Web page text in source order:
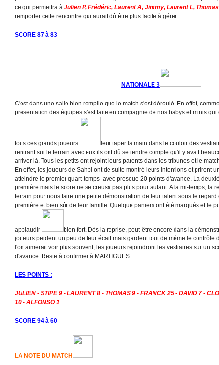
ce qui permettra à Julien P, Frédéric, Laurent A, Jimmy, Laurent L,
remporter cette rencontre qui aurait dû être plus facile à gérer.
SCORE 87 à 83
NATIONALE 3
C'est dans une salle bien remplie que le match s'est déroulé. En effet,
présentation des équipes s'est faite en compagnie de nos babys et minis
tous ces grands joueurs
leur taper la main dans le couloir des
rentrant sur le terrain avec eux ils ont dû se rendre compte qu'il y avait
arriver là. Tous les petits ont rejoint leurs parents dans les tribunes et le
En effet, les joueurs de Sahbi ont de suite montré leurs intentions et prirent
atteindre le premier quart-temps avec presque 20 points d'avance. La
première mais le score ne se creusa pas plus pour autant. A la mi-temps, la
terrain pour nous faire une petite démonstration de leur talent sous le
première et bien sûr de leur famille. Quelque paniers ont été marqués et le
applaudir
bien fort. Dès la reprise, peut-être encore dans la
joueurs perdent un peu de leur écart mais gardent tout de même le contrôle
l'on aimerait voir plus souvent, les joueurs rejoindront les vestiaires sur un
d'avance. Reste à confirmer à MARTIGUES.
LES POINTS :
JULIEN - STIPE 9 - LAURENT 8 - THOMAS 9 - FRANCK 25 - DAVID 7 -
10 - ALFONSO 1
SCORE 94 à 60
LA NOTE DU MATCH